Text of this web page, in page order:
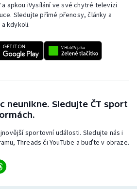
a apkou iVysílání ve své chytré televizi
Sledujte přímé přenosy, články a
kdykoli.
neunikne. Sledujte ČT sport
sportovní události. Sledujte nás i
Threads či YouTube a buďte v obraze.